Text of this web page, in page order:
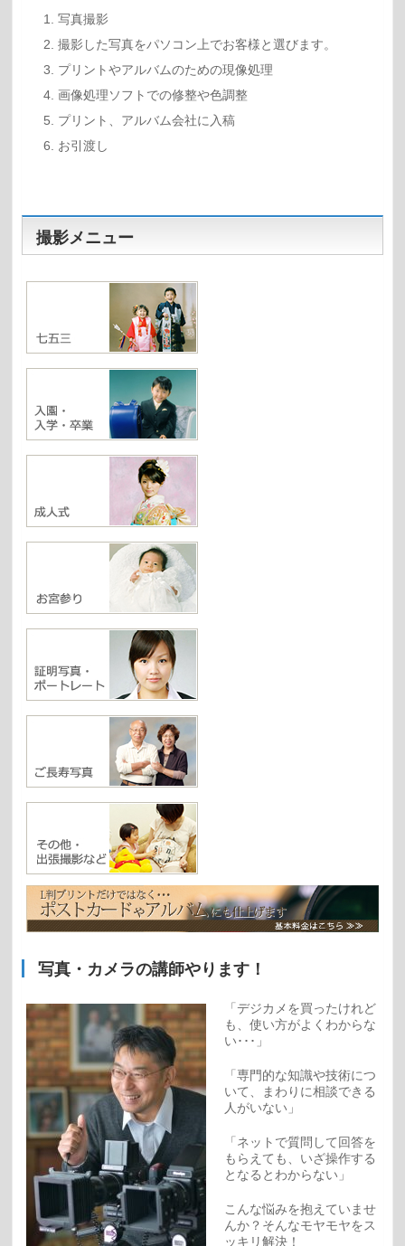
写真撮影
撮影した写真をパソコン上でお客様と選びます。
プリントやアルバムのための現像処理
画像処理ソフトでの修整や色調整
プリント、アルバム会社に入稿
お引渡し
撮影メニュー
写真・カメラの講師やります！
「デジカメを買ったけれど
も、使い方がよくわからな
い･･･」
「専門的な知識や技術につ
いて、まわりに相談できる
人がいない」
「ネットで質問して回答を
もらえても、いざ操作する
となるとわからない」
こんな悩みを抱えていませ
んか？そんなモヤモヤをス
ッキリ解決！